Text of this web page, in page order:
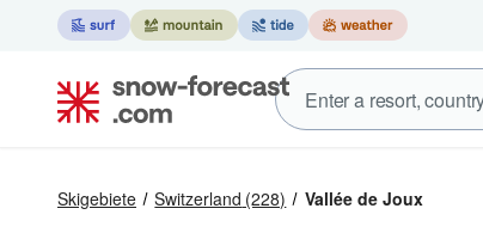
Skigebiete Switzerland (228) Vallée de Joux